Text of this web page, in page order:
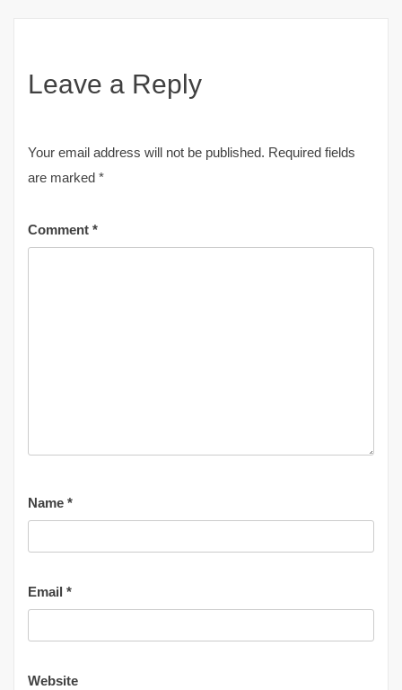
Leave a Reply
Your email address will not be published. Required fields
are marked *
Comment *
Name *
Email *
Website